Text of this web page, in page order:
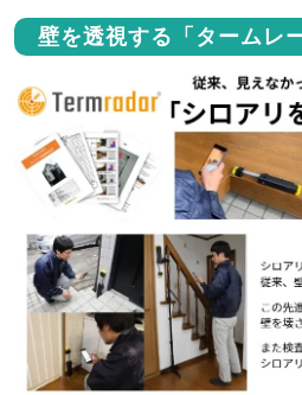
壁を透視する「タームレ